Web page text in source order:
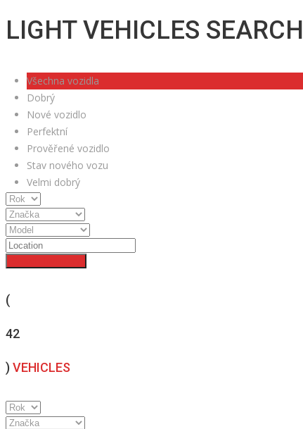
LIGHT VEHICLES SEARCH
Všechna vozidla
Dobrý
Nové vozidlo
Perfektní
Prověřené vozidlo
Stav nového vozu
Velmi dobrý
(
42
) VEHICLES